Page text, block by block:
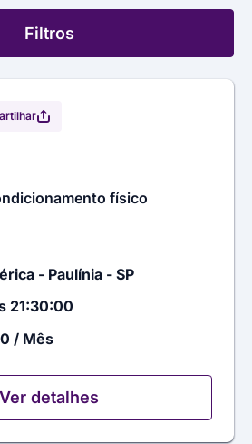
Filtros
físico
- Paulínia - SP
21:30:00
/ Mês
Ver detalhes